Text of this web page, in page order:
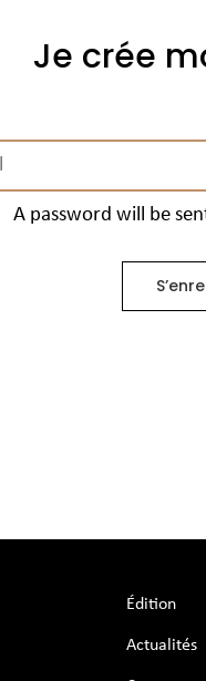
Je crée
A password will be
Édition
Actualités